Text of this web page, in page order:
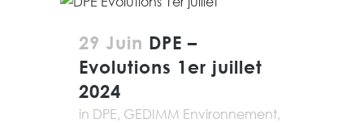
29 Juin DPE –
Evolutions 1er juillet
2024
in DPE, GEDIMM Environnement,